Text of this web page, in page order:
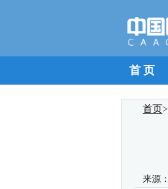
首 页
首页>
来源：